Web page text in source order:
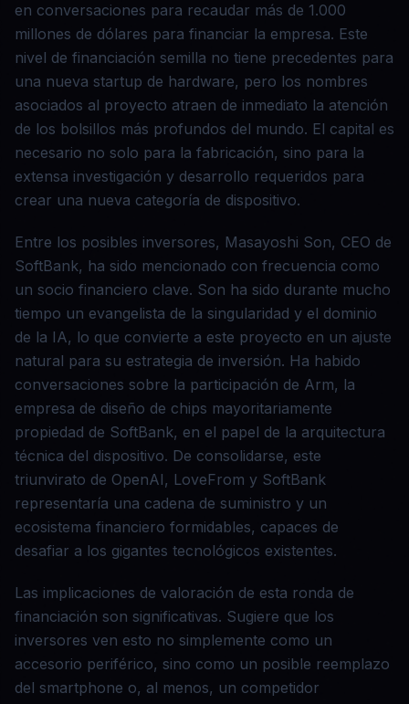
en conversaciones para recaudar más de 1.000
millones de dólares para financiar la empresa. Este
nivel de financiación semilla no tiene precedentes para
una nueva startup de hardware, pero los nombres
asociados al proyecto atraen de inmediato la atención
de los bolsillos más profundos del mundo. El capital es
necesario no solo para la fabricación, sino para la
extensa investigación y desarrollo requeridos para
crear una nueva categoría de dispositivo.
Entre los posibles inversores, Masayoshi Son, CEO de
SoftBank, ha sido mencionado con frecuencia como
un socio financiero clave. Son ha sido durante mucho
tiempo un evangelista de la singularidad y el dominio
de la IA, lo que convierte a este proyecto en un ajuste
natural para su estrategia de inversión. Ha habido
conversaciones sobre la participación de Arm, la
empresa de diseño de chips mayoritariamente
propiedad de SoftBank, en el papel de la arquitectura
técnica del dispositivo. De consolidarse, este
triunvirato de OpenAI, LoveFrom y SoftBank
representaría una cadena de suministro y un
ecosistema financiero formidables, capaces de
desafiar a los gigantes tecnológicos existentes.
Las implicaciones de valoración de esta ronda de
financiación son significativas. Sugiere que los
inversores ven esto no simplemente como un
accesorio periférico, sino como un posible reemplazo
del smartphone o, al menos, un competidor